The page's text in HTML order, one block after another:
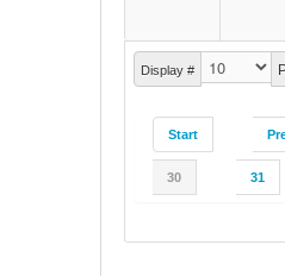
Display #
Start
30 31